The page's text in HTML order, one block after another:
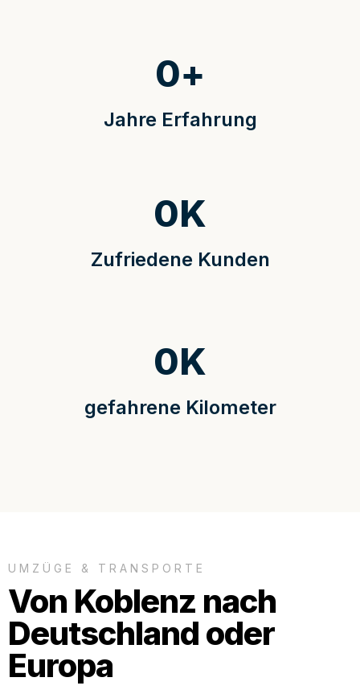
Jahre Erfahrung
0+
Zufriedene Kunden
0K
gefahrene Kilometer
0K
UMZÜGE & TRANSPORTE
Von Koblenz nach
Deutschland oder
Europa